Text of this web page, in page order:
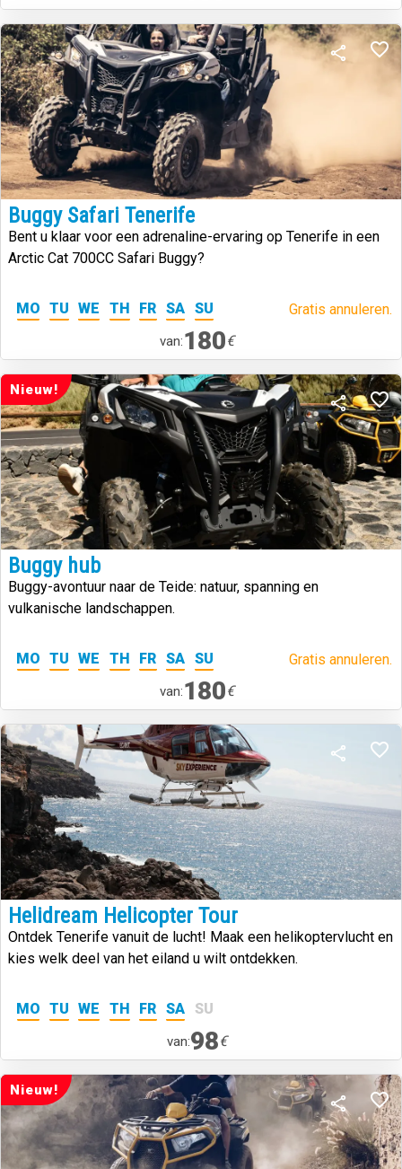
Buggy Safari Tenerife
Bent u klaar voor een adrenaline-ervaring op Tenerife in een
Arctic Cat 700CC Safari Buggy?
MO TU WE TH FR SA SU Gratis annuleren.
van:180€
Nieuw!
Buggy hub
Buggy-avontuur naar de Teide: natuur, spanning en
vulkanische landschappen.
MO TU WE TH FR SA SU Gratis annuleren.
van:180€
Helidream Helicopter Tour
Ontdek Tenerife vanuit de lucht! Maak een helikoptervlucht en
kies welk deel van het eiland u wilt ontdekken.
MO TU WE TH FR SA SU
van:98€
Nieuw!